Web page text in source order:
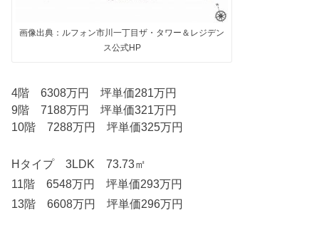
画像出典：ルフォン市川一丁目ザ・タワー＆レジデン
ス公式HP
4階 6308万円 坪単価281万円
9階 7188万円 坪単価321万円
10階 7288万円 坪単価325万円
Hタイプ 3LDK 73.73㎡
11階 6548万円 坪単価293万円
13階 6608万円 坪単価296万円